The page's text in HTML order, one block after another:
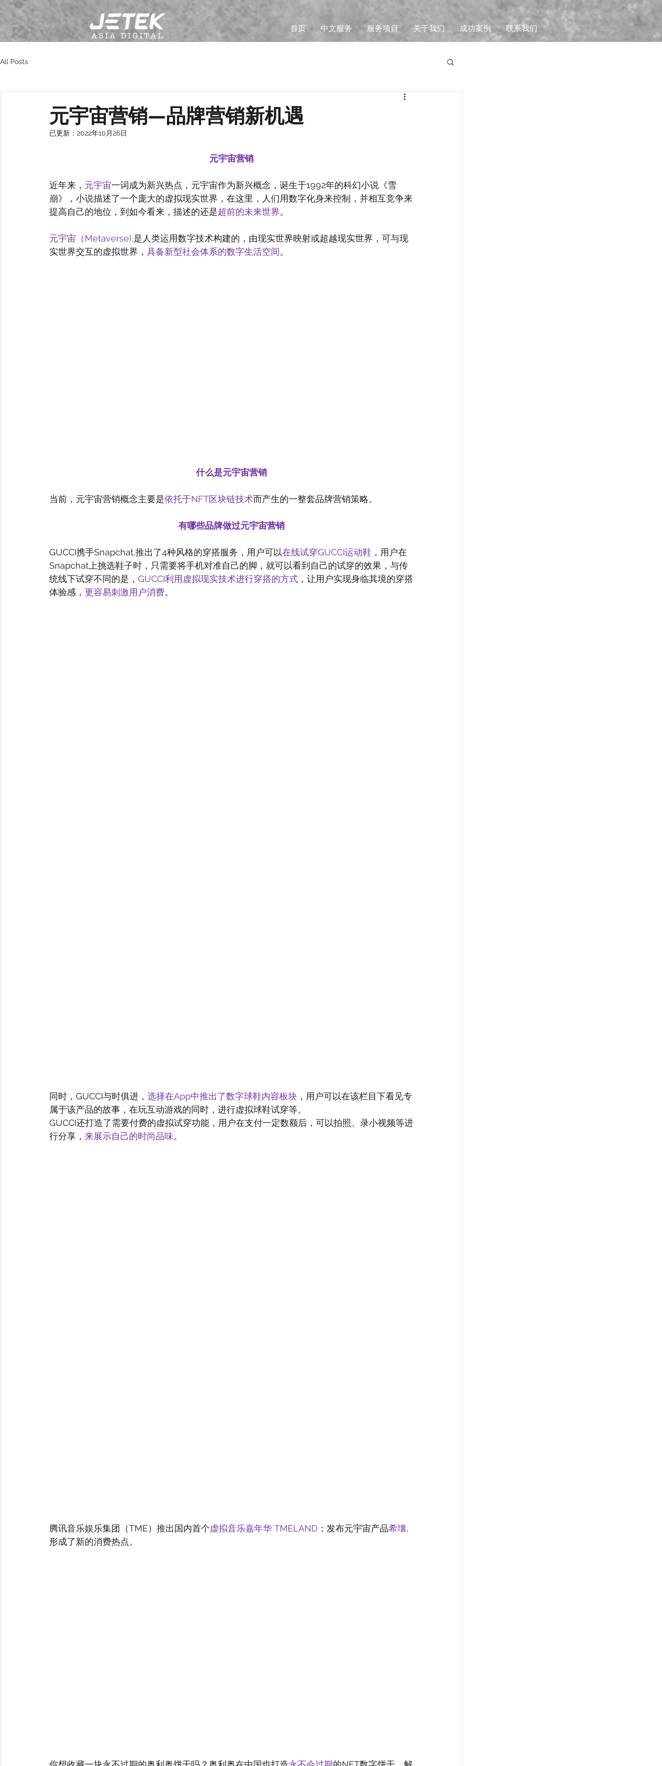
首页 中文服务 服务项目 关于我们 成功案例 联系我们
All Posts
元宇宙营销—品牌营销新机遇
已更新： 2022年10月26日
元宇宙营销
近年来， 元宇宙一词成为新兴热点，元宇宙作为新兴概念，诞生于1992年的科幻小说《雪
崩》，小说描述了一个庞大的虚拟现实世界，在这里，人们用数字化身来控制，并相互竞争来
提高自己的地位，到如今看来，描述的还是超前的未来世界。
元宇宙（Metaverse),是人类运用数字技术构建的，由现实世界映射或超越现实世界，可与现
实世界交互的虚拟世界， 具备新型社会体系的数字生活空间。
什么是元宇宙营销
当前，元宇宙营销概念主要是依托于NFT区块链技术而产生的一整套品牌营销策略。
有哪些品牌做过元宇宙营销
GUCCI携手Snapchat,推出了4种风格的穿搭服务，用户可以在线试穿GUCCI运动鞋 ，用户在
Snapchat上挑选鞋子时，只需要将手机对准自己的脚，就可以看到自己的试穿的效果，与传
统线下试穿不同的是， GUCCI利用虚拟现实技术进行穿搭的方式 ，让用户实现身临其境的穿搭
体验感， 更容易刺激用户消费。
同时，GUCCI与时俱进， 选择在App中推出了数字球鞋内容板块 ，用户可以在该栏目下看见专
属于该产品的故事，在玩互动游戏的同时，进行虚拟球鞋试穿等。
GUCCI还打造了需要付费的虚拟试穿功能，用户在支付一定数额后，可以拍照、录小视频等进
行分享， 来展示自己的时尚品味。
腾讯音乐娱乐集团（TME）推出国内首个虚拟音乐嘉年华 TMELAND ；发布元宇宙产品希壤,
形成了新的消费热点。